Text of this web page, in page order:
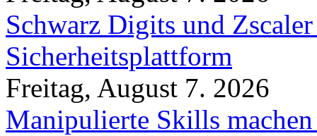
Schwarz Digits und
Sicherheitsplattform
Freitag, August 7. 2026
Manipulierte Skills